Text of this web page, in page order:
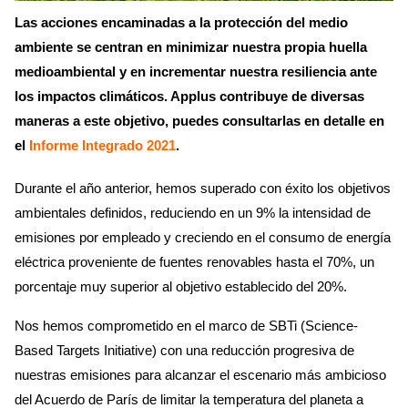
Las acciones encaminadas a la protección del medio
ambiente se centran en minimizar nuestra propia huella
medioambiental y en incrementar nuestra resiliencia ante
los impactos climáticos. Applus contribuye de diversas
maneras a este objetivo, puedes consultarlas en detalle en
el Informe Integrado 2021.
Durante el año anterior, hemos superado con éxito los objetivos
ambientales definidos, reduciendo en un 9% la intensidad de
emisiones por empleado y creciendo en el consumo de energía
eléctrica proveniente de fuentes renovables hasta el 70%, un
porcentaje muy superior al objetivo establecido del 20%.
Nos hemos comprometido en el marco de SBTi (Science-
Based Targets Initiative) con una reducción progresiva de
nuestras emisiones para alcanzar el escenario más ambicioso
del Acuerdo de París de limitar la temperatura del planeta a